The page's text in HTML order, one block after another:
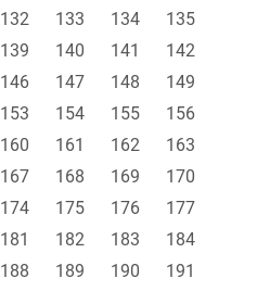
132 133 134
135
139 140 141
142
146 147 148
149
153 154 155
156
160 161 162
163
167 168 169
170
174 175 176
177
181 182 183
184
188 189 190
191